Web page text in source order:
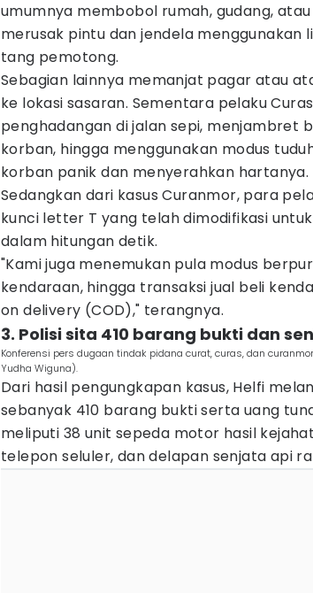
umumnya membobol rumah, gudang,
merusak pintu dan jendela menggunakan
tang pemotong.
Sebagian lainnya memanjat pagar atau
ke lokasi sasaran. Sementara pelaku
penghadangan di jalan sepi, menjambret
korban, hingga menggunakan modus
korban panik dan menyerahkan hartanya.
Sedangkan dari kasus Curanmor, para
kunci letter T yang telah dimodifikasi
dalam hitungan detik.
"Kami juga menemukan pula modus
kendaraan, hingga transaksi jual beli
on delivery (COD)," terangnya.
3. Polisi sita 410 barang bukti dan
Konferensi pers dugaan tindak pidana curat, curas, dan
Yudha Wiguna).
Dari hasil pengungkapan kasus, Helfi
sebanyak 410 barang bukti serta uang
meliputi 38 unit sepeda motor hasil
telepon seluler, dan delapan senjata api